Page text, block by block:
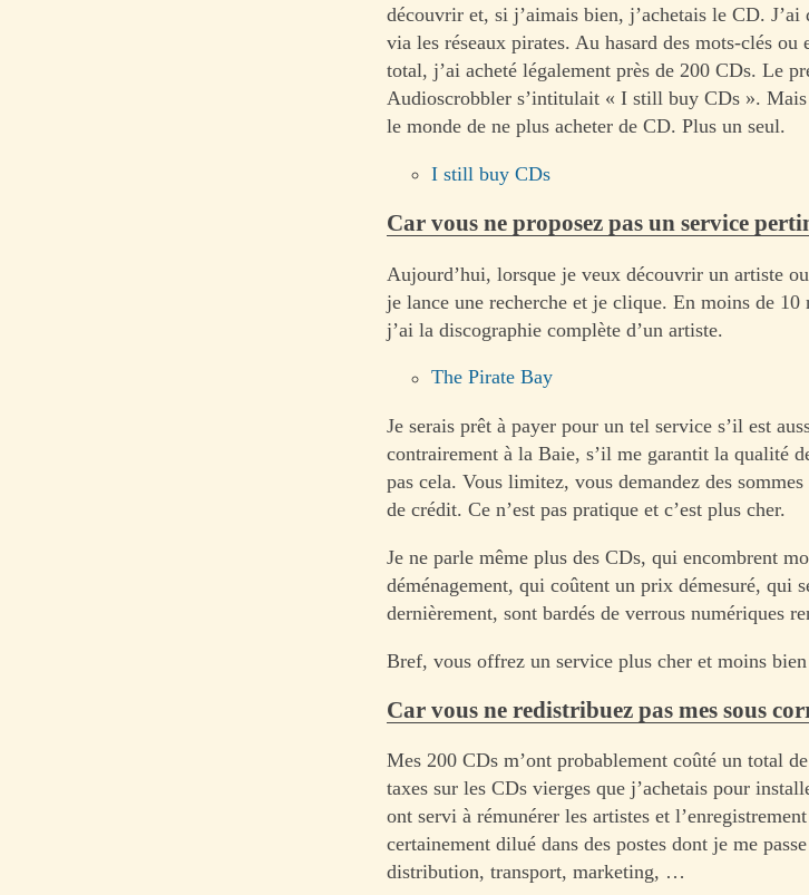
découvrir et, si j’aimais bien, j’achetais le CD.
via les réseaux pirates. Au hasard des mots-clés
total, j’ai acheté légalement près de 200 CDs. Le
Audioscrobbler s’intitulait « I still buy CDs ».
le monde de ne plus acheter de CD. Plus un seul.
I still buy CDs
Car vous ne proposez pas un service
Aujourd’hui, lorsque je veux découvrir un artiste
je lance une recherche et je clique. En moins de
j’ai la discographie complète d’un artiste.
The Pirate Bay
Je serais prêt à payer pour un tel service s’il est
contrairement à la Baie, s’il me garantit la qualité
pas cela. Vous limitez, vous demandez des
de crédit. Ce n’est pas pratique et c’est plus cher.
Je ne parle même plus des CDs, qui encombrent
déménagement, qui coûtent un prix démesuré, qui
dernièrement, sont bardés de verrous numériques
Bref, vous offrez un service plus cher et moins
Car vous ne redistribuez pas mes sous
Mes 200 CDs m’ont probablement coûté un total
taxes sur les CDs vierges que j’achetais pour
ont servi à rémunérer les artistes et
certainement dilué dans des postes dont je me
distribution, transport, marketing, …